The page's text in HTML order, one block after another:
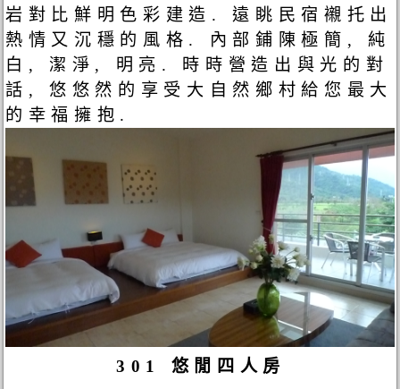
岩對比鮮明色彩建造. 遠眺民宿襯托出
熱情又沉穩的風格. 內部鋪陳極簡, 純
白, 潔淨, 明亮. 時時營造出與光的對
話, 悠悠然的享受大自然鄉村給您最大
的幸福擁抱.
301 悠閒四人房